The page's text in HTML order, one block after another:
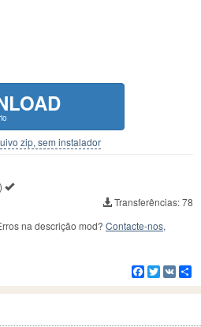
zip, sem instalador
)
Transferências: 78
na descrição mod? Contacte-nos,
Facebook
Twitter
VK